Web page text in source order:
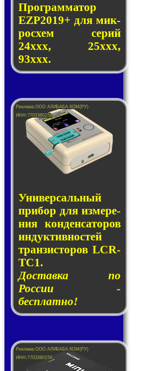
Программатор
EZP2019+ для мик­
ро­схем се­рий
24ххх, 25ххх,
93ххх.
Универсальный
при­бор для из­ме­ре­
ния кон­ден­са­то­ров
ин­дук­тив­нос­тей
тран­зис­то­ров LCR-
TC1.
Доставка по
России -
бесплатно!